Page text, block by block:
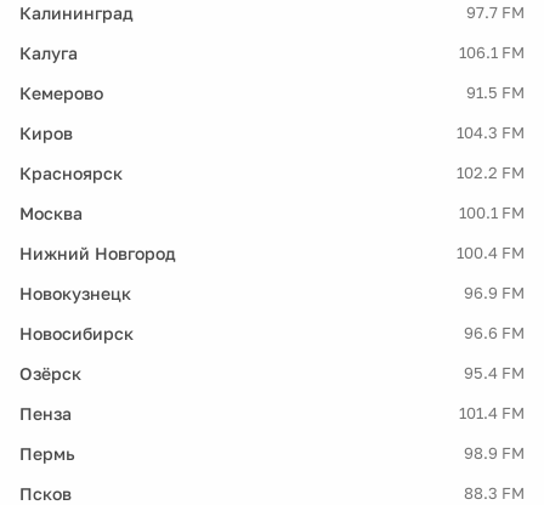
Калининград 97.7 FM
Калуга 106.1 FM
Кемерово 91.5 FM
Киров 104.3 FM
Красноярск 102.2 FM
Москва 100.1 FM
Нижний Новгород 100.4 FM
Новокузнецк 96.9 FM
Новосибирск 96.6 FM
Озёрск 95.4 FM
Пенза 101.4 FM
Пермь 98.9 FM
Псков 88.3 FM